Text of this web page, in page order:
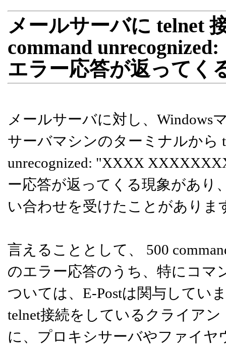
メールサーバに telnet
command
エラー応答が返ってく
メールサーバに対し、
サーバマシンのターミナルから
unrecognized: "XXXX
ー応答が返ってくる現象があり
い合わせを受けたことがありま
言えることとして、 500
のエラー応答のうち、特にコ
ついては、E-Postは関与してい
telnet接続をしているクライア
に、プロキシサーバやファイヤ